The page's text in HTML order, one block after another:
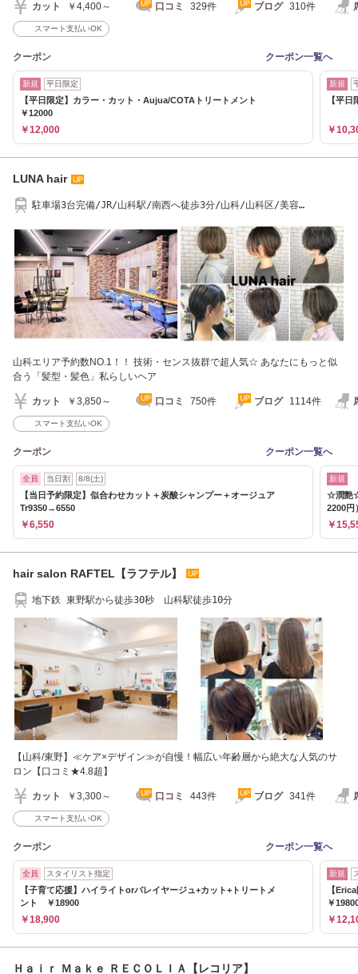
カット ￥4,400～ 口コミ 329件 ブログ 310件
スマート支払いOK
クーポン クーポン一覧へ
新規 平日限定
【平日限定】カラー・カット・Aujua/COTAトリートメント
￥12000
￥12,000
新規
【平
￥
LUNA hair
駐車場3台完備/JR/山科駅/南西へ徒歩3分/山科/山科区/美容
山科エリア予約数NO.1！！ 技術・センス抜群で超人気☆ あなたにもっと似
合う「髪型・髪色」私らしいヘア
カット ￥3,850～ 口コミ 750件 ブログ 1114件
スマート支払いOK
クーポン クーポン一覧へ
全員 当日割 8/8(土)
【当日予約限定】似合わせカット＋炭酸シャンプー＋オージュア
Tr9350→6550
￥6,550
新規
☆潤艶☆
2200円
￥
hair salon RAFTEL【ラフテル】
地下鉄 東野駅から徒歩30秒 山科駅徒歩10分
【山科/東野】≪ケア×デザイン≫が自慢！幅広い年齢層から絶大な人気のサ
ロン【口コミ★4.8超】
カット ￥3,300～ 口コミ 443件 ブログ 341件
スマート支払いOK
クーポン クーポン一覧へ
全員 スタイリスト指定
【子育て応援】ハイライトorバレイヤージュ+カット+トリートメ
ント ￥18900
￥18,900
新規
【
￥
￥
Ｈａｉｒ Ｍａｋｅ ＲＥＣＯＬＩＡ【レコリア】